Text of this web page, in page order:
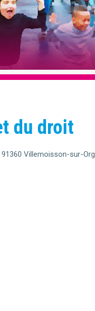
du droit
Villemoisson-sur-